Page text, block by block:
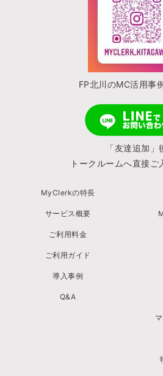
FP北川のMC活用事
「友達追加」
トークルームへ直接ご
MyClerkの特長
サービス概要
ご利用料金
ご利用ガイド
導入事例
Q&A